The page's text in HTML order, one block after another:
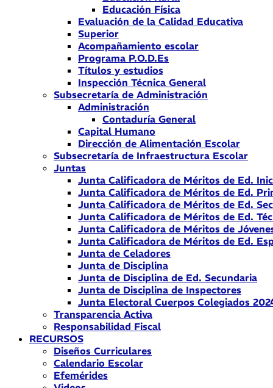
Educación Física
Evaluación de la Calidad Educativa
Superior
Acompañamiento escolar
Programa P.O.D.Es
Títulos y estudios
Inspección Técnica General
Subsecretaría de Administración
Administración
Contaduría General
Capital Humano
Dirección de Alimentación Escolar
Subsecretaría de Infraestructura Escolar
Juntas
Junta Calificadora de Méritos de Ed.
Junta Calificadora de Méritos de Ed.
Junta Calificadora de Méritos de Ed.
Junta Calificadora de Méritos de Ed.
Junta Calificadora de Méritos de
Junta Calificadora de Méritos de Ed.
Junta de Celadores
Junta de Disciplina
Junta de Disciplina de Ed. Secundaria
Junta de Disciplina de Inspectores
Junta Electoral Cuerpos Colegiados
Transparencia Activa
Responsabilidad Fiscal
RECURSOS
Diseños Curriculares
Calendario Escolar
Efemérides